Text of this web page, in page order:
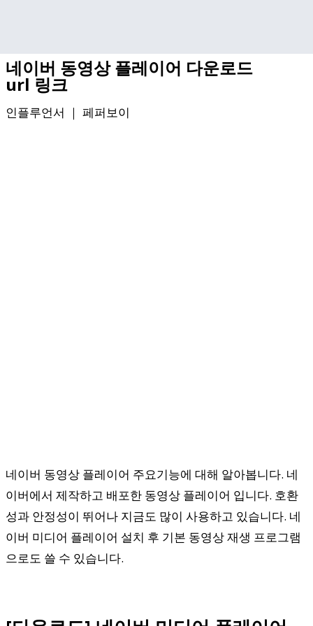
네이버 동영상 플레이어 다운로드
url 링크
인플루언서 ｜ 페퍼보이
네이버 동영상 플레이어 주요기능에 대해 알아봅니다. 네
이버에서 제작하고 배포한 동영상 플레이어 입니다. 호환
성과 안정성이 뛰어나 지금도 많이 사용하고 있습니다. 네
이버 미디어 플레이어 설치 후 기본 동영상 재생 프로그램
으로도 쓸 수 있습니다.